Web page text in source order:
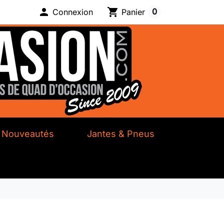
 Connexion shopping_cart Panier 0
Nouveautés Jantes & Pneus